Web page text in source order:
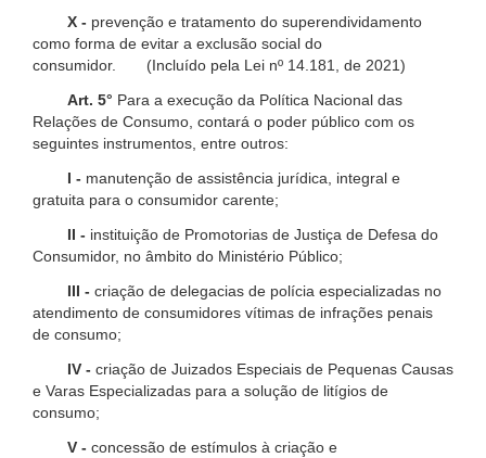
X - prevenção e tratamento do superendividamento
como forma de evitar a exclusão social do
consumidor. (Incluído pela Lei nº 14.181, de 2021)
Art. 5° Para a execução da Política Nacional das
Relações de Consumo, contará o poder público com os
seguintes instrumentos, entre outros:
I - manutenção de assistência jurídica, integral e
gratuita para o consumidor carente;
II - instituição de Promotorias de Justiça de Defesa do
Consumidor, no âmbito do Ministério Público;
III - criação de delegacias de polícia especializadas no
atendimento de consumidores vítimas de infrações penais
de consumo;
IV - criação de Juizados Especiais de Pequenas Causas
e Varas Especializadas para a solução de litígios de
consumo;
V - concessão de estímulos à criação e